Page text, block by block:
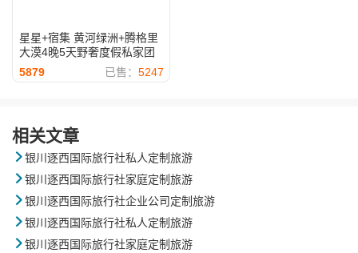
星星+宿集 黄河绿洲+腾格里
大漠4晚5天野奢度假私家团
5879
已售： 5247
相关文章
银川逐西国际旅行社私人定制旅游
银川逐西国际旅行社家庭定制旅游
银川逐西国际旅行社企业公司定制旅游
银川逐西国际旅行社私人定制旅游
银川逐西国际旅行社家庭定制旅游